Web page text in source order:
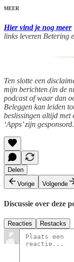
MEER
Hier vind je nog meer
links leveren Betering
Ten slotte een
mijn berichten (in de
podcast of waar dan
Beleggen kan leiden
beslissingen altijd met
‘Apps’ zijn gesponsord.
Delen
Vorige
Volgende
Discussie over deze
Reacties Restacks